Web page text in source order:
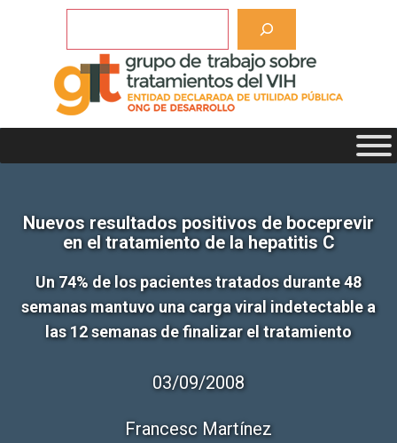
Nuevos resultados positivos de boceprevir
en el tratamiento de la hepatitis C
Un 74% de los pacientes tratados durante 48
semanas mantuvo una carga viral indetectable a
las 12 semanas de finalizar el tratamiento
03/09/2008
Francesc Martínez